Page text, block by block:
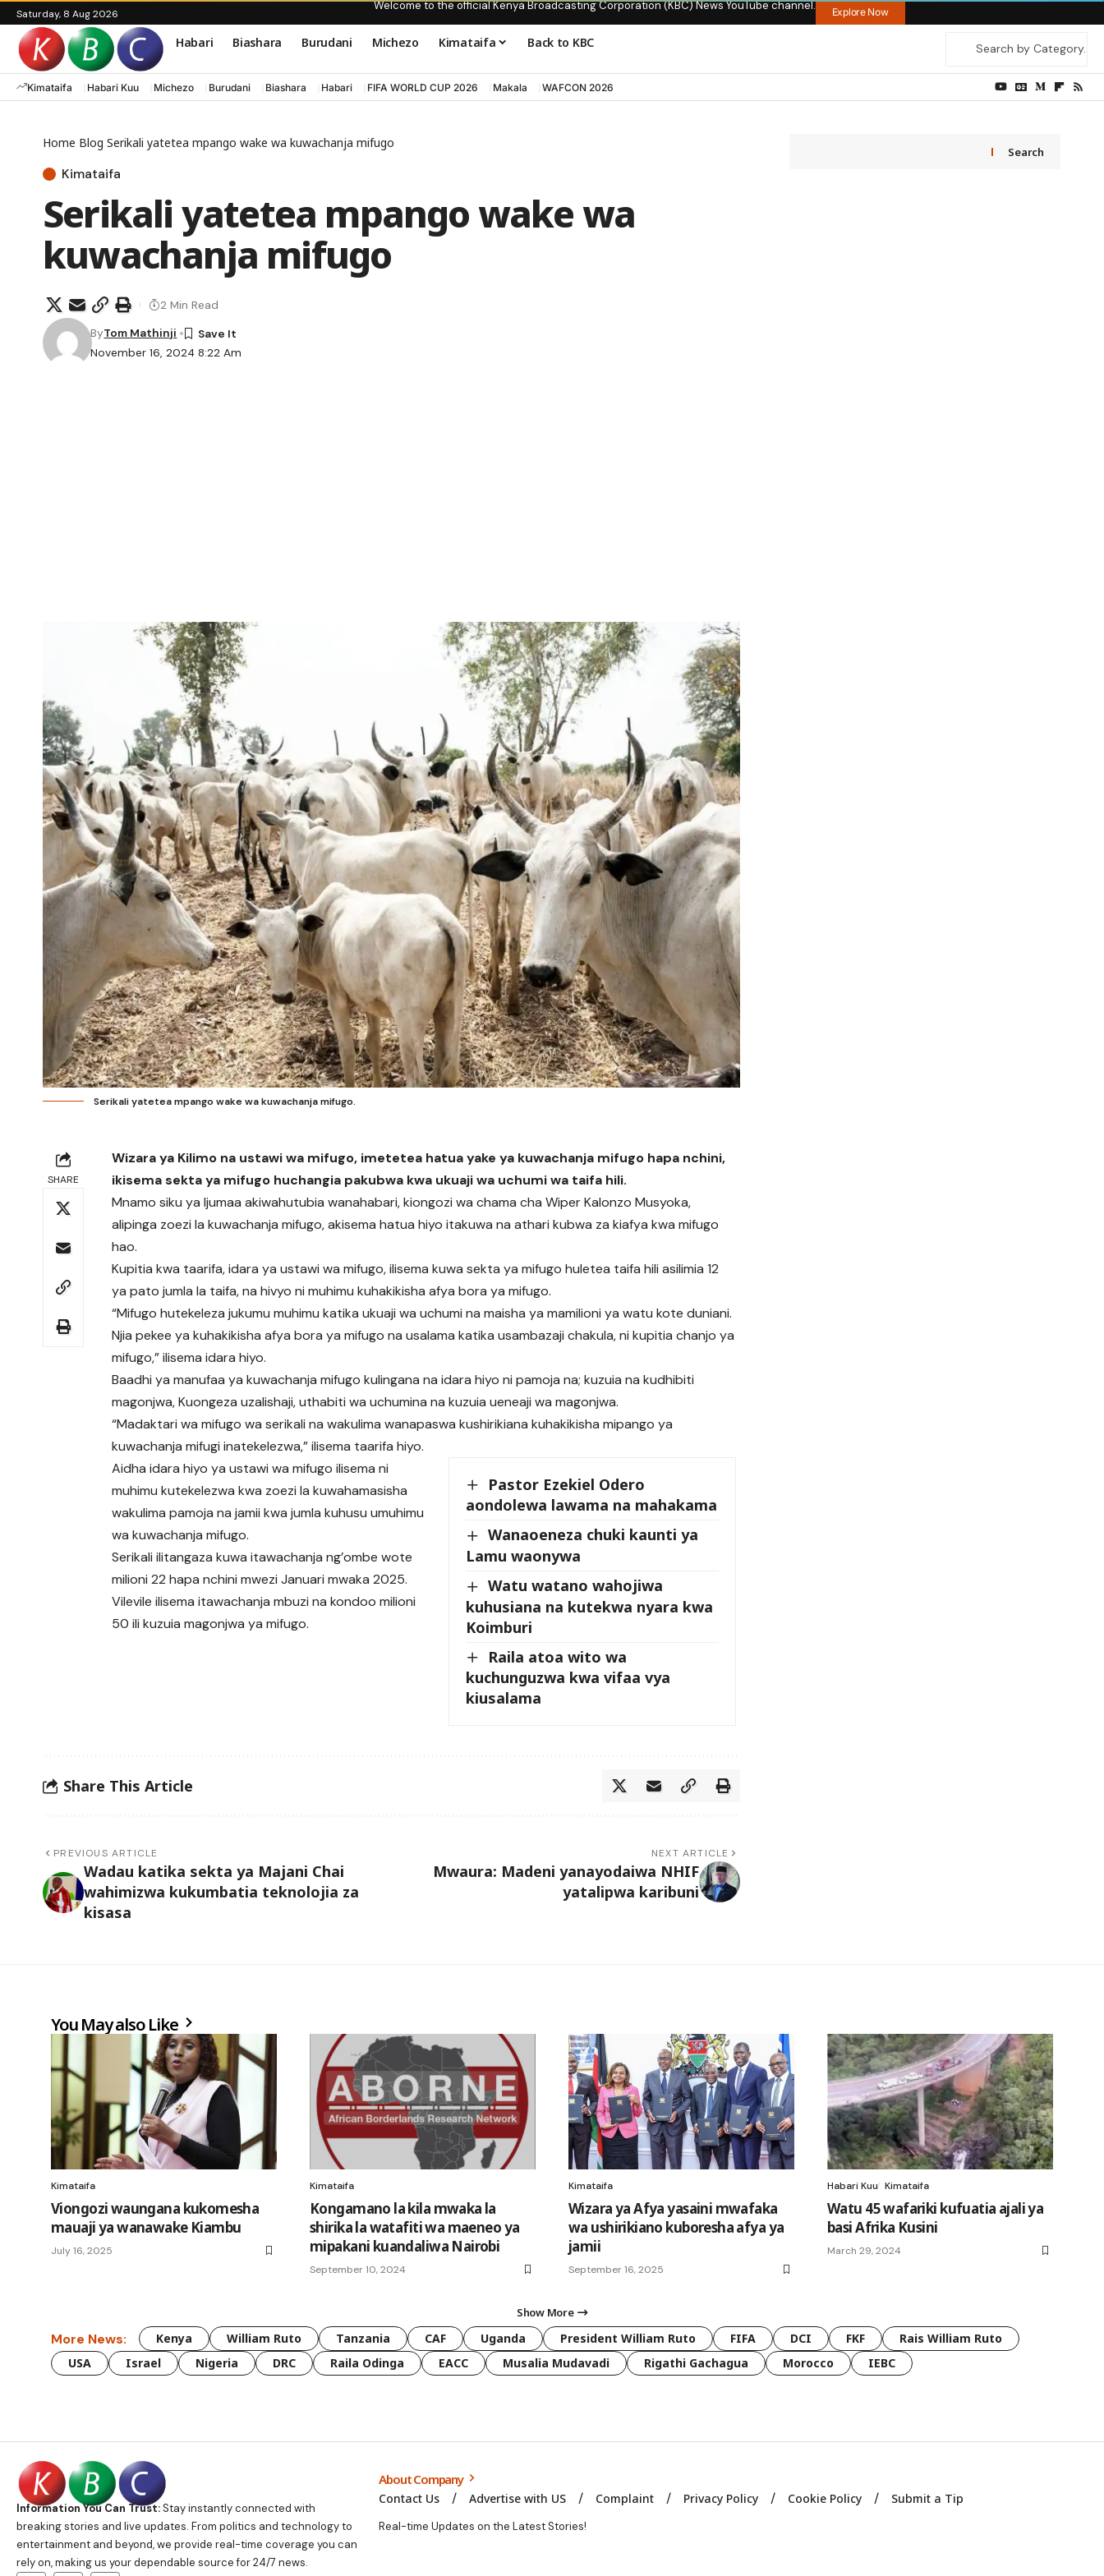
Saturday, 8 Aug 2026
Welcome to the official Kenya Broadcasting Corporation (KBC) News YouTube channel. Explore Now
Habari Biashara Burudani Michezo Kimataifa Back to KBC
Kimataifa Habari Kuu Michezo Burudani Biashara Habari FIFA WORLD CUP 2026 Makala WAFCON 2026
Home Blog Serikali yatetea mpango wake wa kuwachanja mifugo
Kimataifa
Serikali yatetea mpango wake wa
kuwachanja mifugo
November 16, 2024 8:22 Am
ByTom Mathinji
2 Min Read
Serikali yatetea mpango wake wa kuwachanja mifugo.
SHARE
Wizara ya Kilimo na ustawi wa mifugo, imetetea hatua yake ya kuwachanja mifugo hapa nchini,
ikisema sekta ya mifugo huchangia pakubwa kwa ukuaji wa uchumi wa taifa hili.
Mnamo siku ya Ijumaa akiwahutubia wanahabari, kiongozi wa chama cha Wiper Kalonzo Musyoka,
alipinga zoezi la kuwachanja mifugo, akisema hatua hiyo itakuwa na athari kubwa za kiafya kwa mifugo
hao.
Kupitia kwa taarifa, idara ya ustawi wa mifugo, ilisema kuwa sekta ya mifugo huletea taifa hili asilimia 12
ya pato jumla la taifa, na hivyo ni muhimu kuhakikisha afya bora ya mifugo.
“Mifugo hutekeleza jukumu muhimu katika ukuaji wa uchumi na maisha ya mamilioni ya watu kote duniani.
Njia pekee ya kuhakikisha afya bora ya mifugo na usalama katika usambazaji chakula, ni kupitia chanjo ya
mifugo,” ilisema idara hiyo.
Baadhi ya manufaa ya kuwachanja mifugo kulingana na idara hiyo ni pamoja na; kuzuia na kudhibiti
magonjwa, Kuongeza uzalishaji, uthabiti wa uchumina na kuzuia ueneaji wa magonjwa.
“Madaktari wa mifugo wa serikali na wakulima wanapaswa kushirikiana kuhakikisha mipango ya
kuwachanja mifugi inatekelezwa,” ilisema taarifa hiyo.
Pastor Ezekiel Odero
aondolewa lawama na mahakama
Wanaoeneza chuki kaunti ya
Lamu waonywa
Watu watano wahojiwa
kuhusiana na kutekwa nyara kwa
Koimburi
Raila atoa wito wa
kuchunguzwa kwa vifaa vya
kiusalama
Aidha idara hiyo ya ustawi wa mifugo ilisema ni
muhimu kutekelezwa kwa zoezi la kuwahamasisha
wakulima pamoja na jamii kwa jumla kuhusu umuhimu
wa kuwachanja mifugo.
Serikali ilitangaza kuwa itawachanja ng’ombe wote
milioni 22 hapa nchini mwezi Januari mwaka 2025.
Vilevile ilisema itawachanja mbuzi na kondoo milioni
50 ili kuzuia magonjwa ya mifugo.
Share This Article
PREVIOUS ARTICLE
Wadau katika sekta ya Majani Chai
wahimizwa kukumbatia teknolojia za
kisasa
NEXT ARTICLE
Mwaura: Madeni yanayodaiwa NHIF
yatalipwa karibuni
Search
You May also Like
Kimataifa
Viongozi waungana kukomesha
mauaji ya wanawake Kiambu
July 16, 2025
Kimataifa
Kongamano la kila mwaka la
shirika la watafiti wa maeneo ya
mipakani kuandaliwa Nairobi
September 10, 2024
Kimataifa
Wizara ya Afya yasaini mwafaka
wa ushirikiano kuboresha afya ya
jamii
September 16, 2025
Habari Kuu Kimataifa
Watu 45 wafariki kufuatia ajali ya
basi Afrika Kusini
March 29, 2024
Show More
More News: Kenya William Ruto Tanzania CAF Uganda President William Ruto FIFA DCI FKF
Rais William Ruto
USA
Israel Nigeria DRC Raila Odinga EACC Musalia Mudavadi Rigathi Gachagua Morocco IEBC
Information You Can Trust:Stay instantly connected with
breaking stories and live updates. From politics and technology to
entertainment and beyond, we provide real-time coverage you can
rely on, making us your dependable source for 24/7 news.
About Company
Contact Us Advertise with US Complaint Privacy Policy Cookie Policy Submit a Tip
Real-time Updates on the Latest Stories!